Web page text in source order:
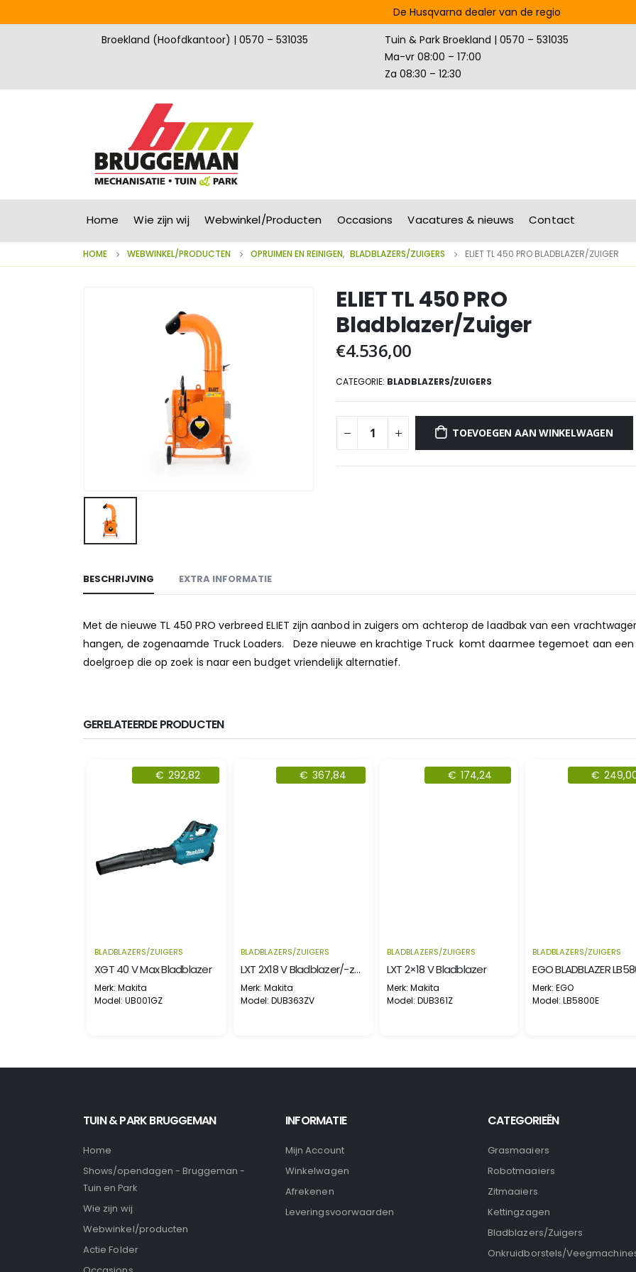
De Husqvarna dealer van de regio
Broekland (Hoofdkantoor) | 0570 – 531035
Tuin & Park Broekland | 0570 – 531035
Ma-vr 08:00 – 17:00
Za 08:30 – 12:30
Home Wie zijn wij Webwinkel/Producten Occasions Vacatures & nieuws Contact
HOME WEBWINKEL/PRODUCTEN OPRUIMEN EN REINIGEN, BLADBLAZERS/ZUIGERS ELIET TL 450 PRO BLADBLAZER/ZUIGER
ELIET TL 450 PRO
Bladblazer/Zuiger
€4.536,00
CATEGORIE: BLADBLAZERS/ZUIGERS
TOEVOEGEN AAN WINKELWAGEN
BESCHRIJVING EXTRA INFORMATIE
Met de nieuwe TL 450 PRO verbreed ELIET zijn aanbod in zuigers om achterop de laadbak van een
hangen, de zogenaamde Truck Loaders. Deze nieuwe en krachtige Truck komt daarmee tegemoet aan een
doelgroep die op zoek is naar een budget vriendelijk alternatief.
GERELATEERDE PRODUCTEN
€ 292,82
BLADBLAZERS/ZUIGERS
XGT 40 V Max Bladblazer
Merk: Makita
Model: UB001GZ
€ 367,84
BLADBLAZERS/ZUIGERS
LXT 2X18 V Bladblazer/-zuiger
Merk: Makita
Model: DUB363ZV
€ 174,24
BLADBLAZERS/ZUIGERS
LXT 2×18 V Bladblazer
Merk: Makita
Model: DUB361Z
€
BLADBLAZERS/ZUIGERS
EGO BLADBLAZER
Merk: EGO
Model: LB5800E
TUIN & PARK BRUGGEMAN
Home
Shows/opendagen - Bruggeman -
Tuin en Park
Wie zijn wij
Webwinkel/producten
Actie Folder
INFORMATIE
Mijn Account
Winkelwagen
Afrekenen
Leveringsvoorwaarden
CATEGORIEËN
Grasmaaiers
Robotmaaiers
Zitmaaiers
Kettingzagen
Bladblazers/Zuigers
Onkruidborstels/